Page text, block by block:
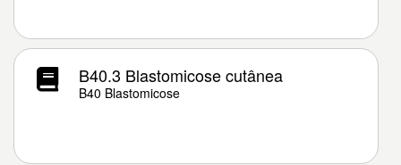
B40.3 Blastomicose cutânea
B40 Blastomicose